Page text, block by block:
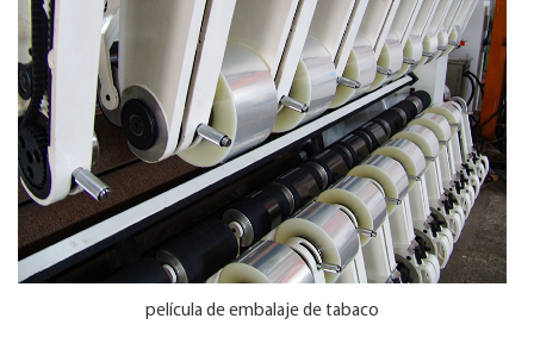
película de embalaje de tabaco